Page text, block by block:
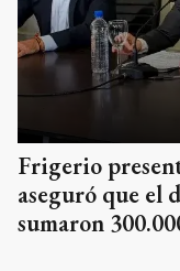
Frigerio
aseguró que el
sumaron